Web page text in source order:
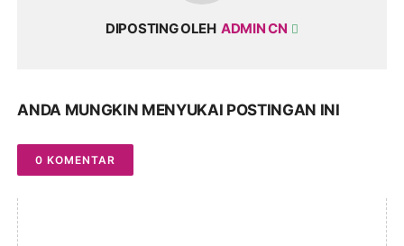
DIPOSTING OLEH ADMIN CN
ANDA MUNGKIN MENYUKAI POSTINGAN INI
0 KOMENTAR